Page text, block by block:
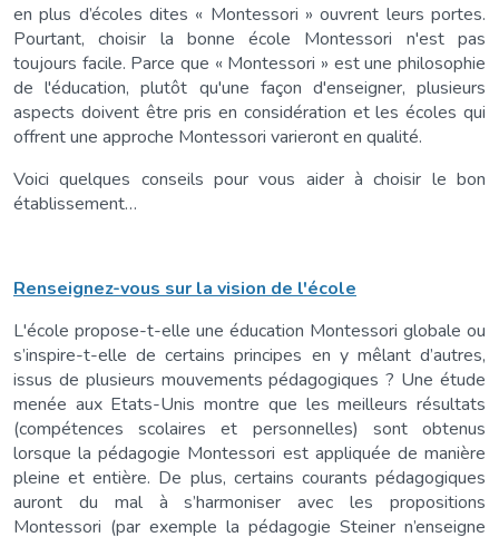
en plus d’écoles dites « Montessori » ouvrent leurs portes.
Pourtant, choisir la bonne école Montessori n'est pas
toujours facile. Parce que « Montessori » est une philosophie
de l'éducation, plutôt qu'une façon d'enseigner, plusieurs
aspects doivent être pris en considération et les écoles qui
offrent une approche Montessori varieront en qualité.
Voici quelques conseils pour vous aider à choisir le bon
établissement…
Renseignez-vous sur la vision de l'école
L'école propose-t-elle une éducation Montessori globale ou
s’inspire-t-elle de certains principes en y mêlant d’autres,
issus de plusieurs mouvements pédagogiques ? Une étude
menée aux Etats-Unis montre que les meilleurs résultats
(compétences scolaires et personnelles) sont obtenus
lorsque la pédagogie Montessori est appliquée de manière
pleine et entière. De plus, certains courants pédagogiques
auront du mal à s’harmoniser avec les propositions
Montessori (par exemple la pédagogie Steiner n’enseigne